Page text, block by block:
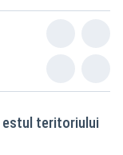
estul teritoriului